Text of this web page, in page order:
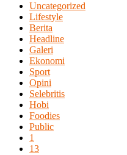
Uncategorized
Lifestyle
Berita
Headline
Galeri
Ekonomi
Sport
Opini
Selebritis
Hobi
Foodies
Public
1
13